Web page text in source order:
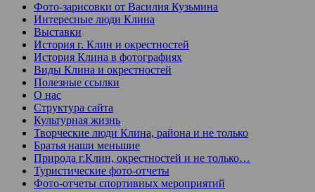
Фото-зарисовки от Василия Кузьмина
Интересные люди Клина
Выставки
История г. Клин и окрестностей
История Клина в фотографиях
Виды Клина и окрестностей
Полезные ссылки
О нас
Структура сайта
Культурная жизнь
Творческие люди Клина, района и не только
Братья наши меньшие
Природа г.Клин, окрестностей и не только…
Туристические фото-отчеты
Фото-отчеты спортивных мероприятий